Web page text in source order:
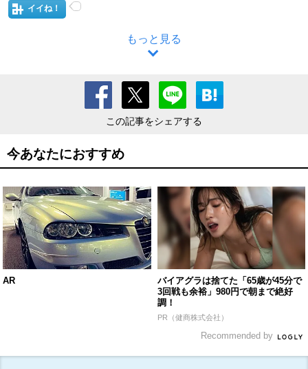
イイね！
もっと見る
この記事をシェアする
今あなたにおすすめ
AR
バイアグラは捨てた「65歳が45分で
3回戦も余裕」980円で朝まで絶好
調！
PR（健商株式会社）
Recommended by